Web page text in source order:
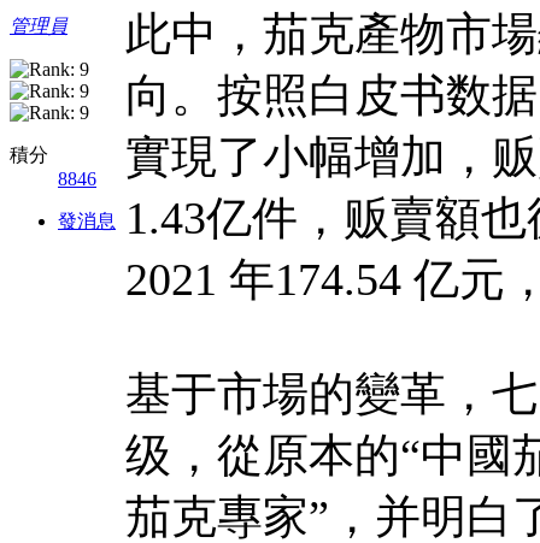
管理員
積分
8846
發消息
此中，茄克產物市
向。按照白皮书数
實現了小幅增加，
1.43亿件，贩賣額
2021 年174.54 亿元
基于市場的變革，
级，從原本的“中國
茄克專家”，并明白